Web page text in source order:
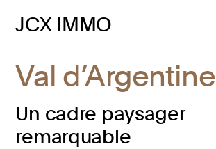
JCX IMMO
Val d’Argentine
Un cadre paysager
remarquable